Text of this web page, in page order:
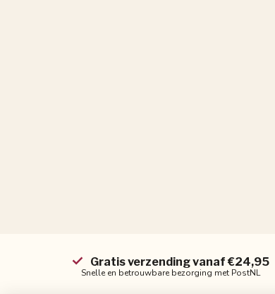
Gratis verzending vanaf €24,95
Snelle en betrouwbare bezorging met PostNL